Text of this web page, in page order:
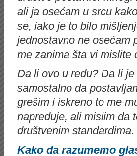
ali ja osećam u srcu
se, iako je to bilo
jednostavno ne osećam
me zanima šta vi mislite
Da li ovo u redu? Da li
samostalno da
grešim i iskreno to me
napreduje, ali mislim da
društvenim
Kako da razumemo